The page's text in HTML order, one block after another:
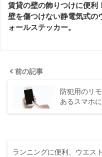
賃貸の壁の飾りつけに便利！
壁を傷つけない静電気式の
ォールステッカー。
前の記事
防犯用のリ
あるスマホ
ランニングに便利、ウエス